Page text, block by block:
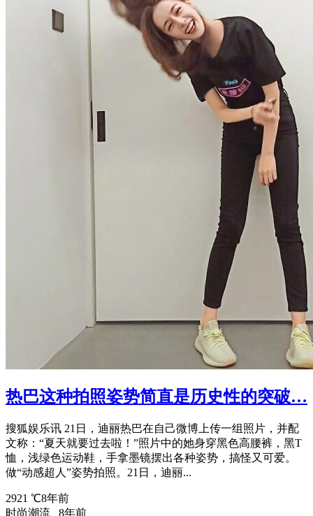
热巴这种拍照姿势简直是历史性的突破…
搜狐娱乐讯 21日，迪丽热巴在自己微博上传一组照片，并配
文称：“夏天就要过去啦！”照片中的她身穿黑色高腰裤，黑T
恤，浅绿色运动鞋，手拿墨镜摆出各种姿势，搞怪又可爱。
做“动感超人”姿势拍照。21日，迪丽...
2921 ℃8年前
时尚潮流
8年前